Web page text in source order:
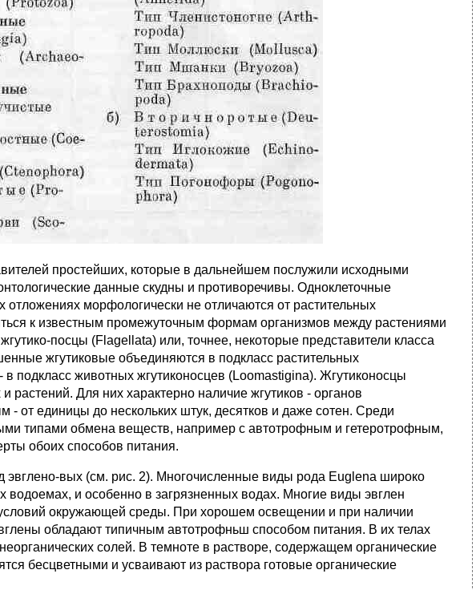
простейших, которые в дальнейшем послужили исходными
данные скудны и противоречивы. Одноклеточные
морфологически не отличаются от растительных
к известным промежуточным формам организмов между растениями
посцы (Flagellata) или, точнее, некоторые представители класса
жгутиковые объединяются в подкласс растительных
подкласс животных жгутиконосцев (Loomastigina). Жгутиконосцы
Для них характерно наличие жгутиков - органов
от единицы до нескольких штук, десятков и даже сотен. Среди
типами обмена веществ, например с автотрофным и гетеротрофным,
обоих способов питания.
эвглено-вых (см. рис. 2). Многочисленные виды рода Euglena широко
и особенно в загрязненных водах. Многие виды эвглен
окружающей среды. При хорошем освещении и при наличии
обладают типичным автотрофньш способом питания. В их телах
солей. В темноте в растворе, содержащем органические
бесцветными и усваивают из раствора готовые органические